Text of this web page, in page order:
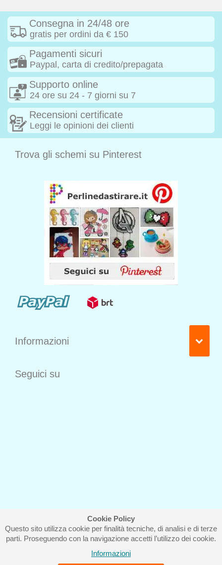
Cookie Policy
Questo sito utilizza cookie per finalità tecniche, di analisi e di terze
parti. Proseguendo con la navigazione accetti l’utilizzo dei cookie.
Informazioni
Consegna in 24/48 ore
gratis per ordini da € 150
Pagamenti sicuri
Paypal, carta di credito/prepagata
Supporto online
24 ore su 24 - 7 giorni su 7
Recensioni certificate
Leggi le opinioni dei clienti
Trova gli schemi su Pinterest
Informazioni
Seguici su
Iscriviti alla nostra newsletter